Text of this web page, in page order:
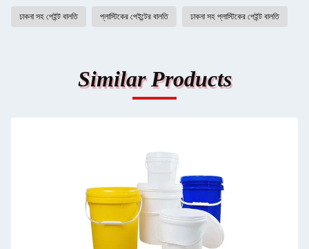
ঢাকনা সহ পেইন্ট বালতি প্লাস্টিকের পেইন্টের বালতি ঢাকনা সহ প্লাস্টিকের পেইন্ট বালতি
Similar Products